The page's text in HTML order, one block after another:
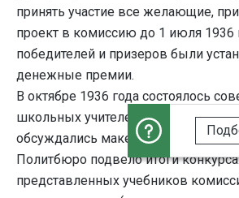
принять участие все желающие,
проект в комиссию до 1 июля 1936
победителей и призеров были
денежные премии.
В октябре 1936 года состоялось
школьных учителей истории, на
обсуждались макеты учебников. 27
Политбюро подвело итоги
представленных учебников